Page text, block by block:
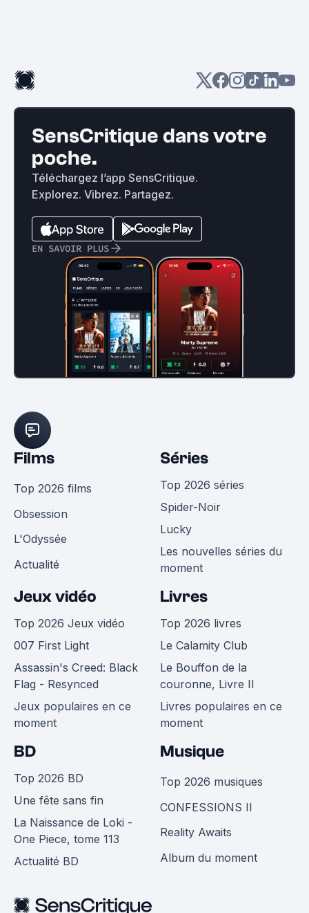
SensCritique dans votre
poche.
Téléchargez l’app SensCritique.
Explorez. Vibrez. Partagez.
EN SAVOIR PLUS
Films
Top 2026 films
Obsession
L'Odyssée
Actualité
Séries
Top 2026 séries
Spider-Noir
Lucky
Les nouvelles séries du
moment
Jeux vidéo
Top 2026 Jeux vidéo
007 First Light
Assassin's Creed: Black
Flag - Resynced
Jeux populaires en ce
moment
Livres
Top 2026 livres
Le Calamity Club
Le Bouffon de la
couronne, Livre II
Livres populaires en ce
moment
BD
Top 2026 BD
Une fête sans fin
La Naissance de Loki -
One Piece, tome 113
Actualité BD
Musique
Top 2026 musiques
CONFESSIONS II
Reality Awaits
Album du moment